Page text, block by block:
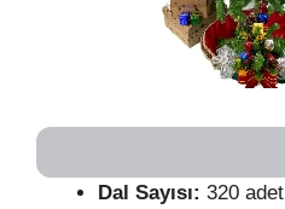
Dal Sayısı: 320 adet